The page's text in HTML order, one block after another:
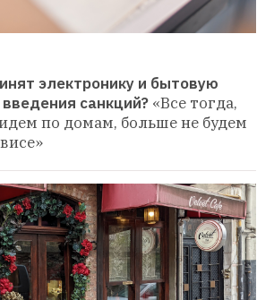
электронику и бытовую
санкций? «Все тогда,
по домам, больше не будем